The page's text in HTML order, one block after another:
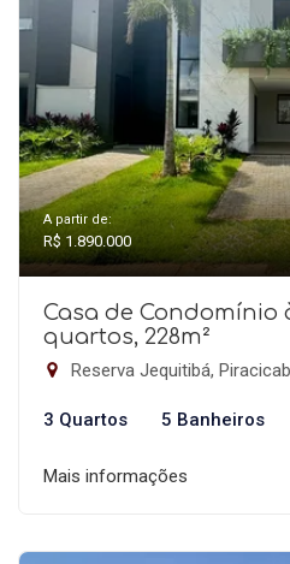
A partir de:
R$ 1.890.000
Casa de Condomínio
quartos, 228m²
Reserva Jequitibá,
3 Quartos 5 Banheiros
Mais informações